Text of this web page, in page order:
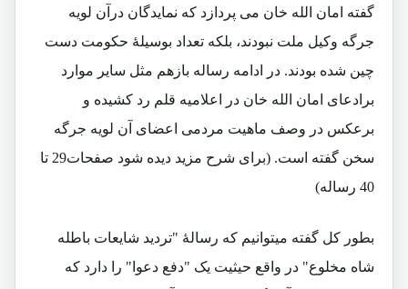
گفته امان الله خان می پردازد که نمایدگان درآن لویه
جرگه وکیل ملت نبودند، بلکه تعداد بوسیلۀ حکومت دست
چین شده بودند. در ادامه رساله بازهم مثل سایر موارد
برادعای امان الله خان در اعلامیه قلم رد کشیده و
برعکس در وصف ماهیت مردمی اعضای آن لویه جرگه
سخن گفته است. (برای شرح مزید دیده شود صفحات29 تا
40 رساله)
بطور کل گفته میتوانیم که رسالۀ "تردید شایعات باطله
شاه مخلوع" در واقع حیثیت یک "دفع دعوا" را دارد که